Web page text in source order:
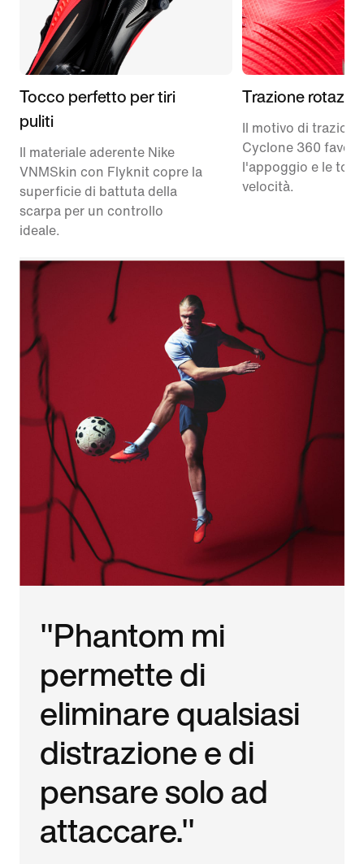
Tocco perfetto per tiri
puliti
Il materiale aderente Nike
VNMSkin con Flyknit copre la
superficie di battuta della
scarpa per un controllo
ideale.
Trazione
Il motivo di
Cyclone 360
l'appoggio e le
velocità.
"Phantom mi
permette di
eliminare qualsiasi
distrazione e di
pensare solo ad
attaccare."